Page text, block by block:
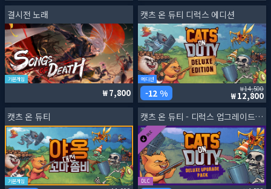
결시전 노래
기본게임
7,800
캣츠 온 듀티 디럭스 에디션
에디션
12 % 14,500
12,800
캣츠 온 듀티
기본게임
캣츠 온 듀티 - 디럭스 업그레이드 팩
DLC